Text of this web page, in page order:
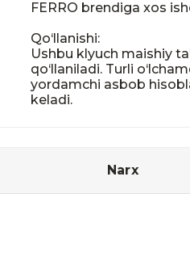
FERRO brendiga xos
Qo‘llanishi:
Ushbu klyuch maishiy
qo‘llaniladi. Turli
yordamchi asbob
keladi.
Narx